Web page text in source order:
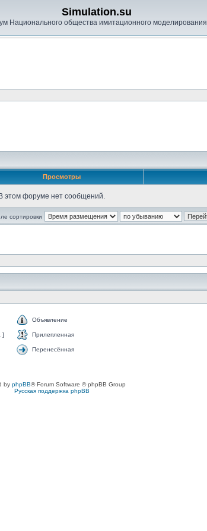
Simulation.su
Национального общества имитационного моделирования
Просмотры
В этом форуме нет сообщений.
сортировки
Объявление
] Прилепленная
Перенесённая
by phpBB® Forum Software © phpBB Group
Русская поддержка phpBB